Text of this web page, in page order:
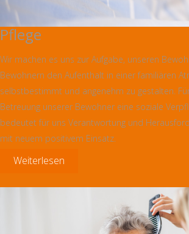
Pflege
Wir machen es uns zur Aufgabe, unseren
Bewohnern den Aufenthalt in einer familiären
selbstbestimmt und angenehm zu gestalten.
Betreuung unserer Bewohner eine soziale
bedeutet für uns Verantwortung und
mit neuem positivem Einsatz.
Weiterlesen